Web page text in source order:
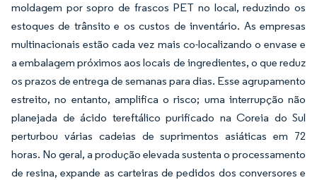
moldagem por sopro de frascos PET no local, reduzindo os
estoques de trânsito e os custos de inventário. As empresas
multinacionais estão cada vez mais co-localizando o envase e
a embalagem próximos aos locais de ingredientes, o que reduz
os prazos de entrega de semanas para dias. Esse agrupamento
estreito, no entanto, amplifica o risco; uma interrupção não
planejada de ácido tereftálico purificado na Coreia do Sul
perturbou várias cadeias de suprimentos asiáticas em 72
horas. No geral, a produção elevada sustenta o processamento
de resina, expande as carteiras de pedidos dos conversores e